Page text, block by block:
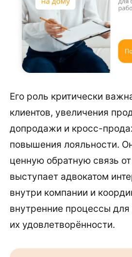
Его роль критически
клиентов, увеличения
допродажи и кросс-
повышения лояльности.
ценную обратную связь
выступает адвокатом
внутри компании и
внутренние процессы для
их удовлетворённости.